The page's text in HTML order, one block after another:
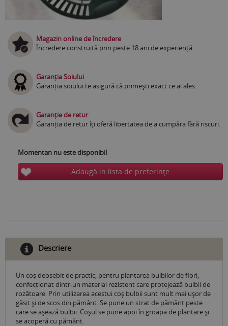
Magazin online de încredere
Încredere construită prin peste 18 ani de experiență.
Garanția Soiului
Garanția soiului te asigură că primești exact ce ai ales.
Garanție de retur
Garanția de retur îți oferă libertatea de a cumpăra fără riscuri.
Momentan nu este disponibil
Adaugă in lista de preferinţe
Descriere
Un coș deosebit de practic, pentru plantarea bulbilor de flori,
confecționat dintr-un material rezistent care protejează bulbii de
rozătoare. Prin utilizarea acestui coș bulbii sunt mult mai ușor de
găsit și de scos din pământ. Se pune un strat de pământ peste
care se așează bulbii. Coșul se pune apoi în groapa de plantare și
se acoperă cu pământ.